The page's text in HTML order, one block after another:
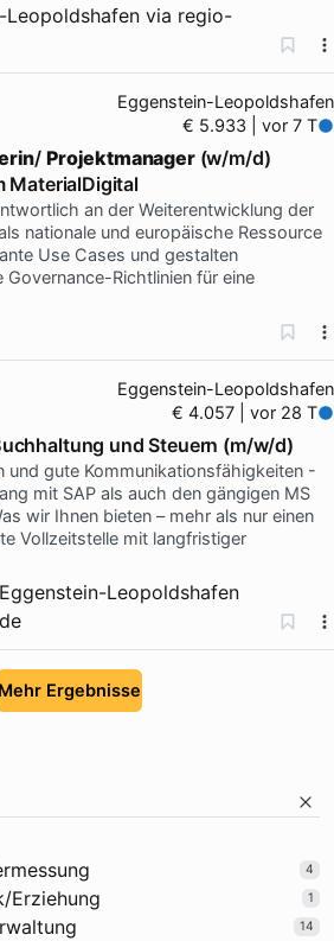
Leopoldshafen via regio-
Eggenstein-Leopoldshafen
€ 5.933 | vor 7 T
/Projektmanager(w/m/d)
MaterialDigital
an der Weiterentwicklung der
nationale und europäische Ressource
Use Cases und gestalten
Richtlinien für eine
Eggenstein-Leopoldshafen
€ 4.057 | vor 28 T
und Steuern (m/w/d)
und gute Kommunikationsfähigkeiten -
mit SAP als auch den gängigen MS
wir Ihnen bieten – mehr als nur einen
Vollzeitstelle mit langfristiger
Leopoldshafen
Mehr Ergebnisse
4
Erziehung 1
14